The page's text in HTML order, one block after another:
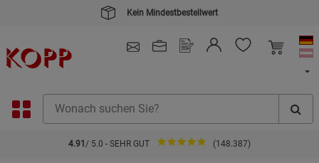
Kein Mindestbestellwert
4.91 / 5.0 - SEHR GUT (148.387)